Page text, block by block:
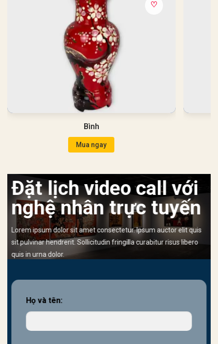
♡
Bình
Mua ngay
Đặt lịch video call với
nghệ nhân trực tuyến
Lorem ipsum dolor sit amet consectetur. Ipsum auctor elit quis
sit pulvinar hendrerit. Sollicitudin fringilla curabitur risus libero
quis in urna dolor.
Họ và tên: